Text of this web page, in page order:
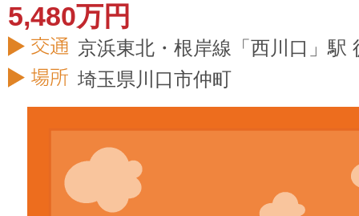
5,480万円
京浜東北・根岸線「西川口」駅
埼玉県川口市仲町